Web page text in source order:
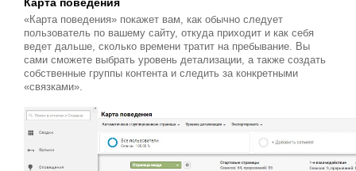
«Карта поведения» покажет вам, как обычно следует
пользователь по вашему сайту, откуда приходит и как себя
ведет дальше, сколько времени тратит на пребывание. Вы
сами сможете выбрать уровень детализации, а также создать
собственные группы контента и следить за конкретными
«связками».